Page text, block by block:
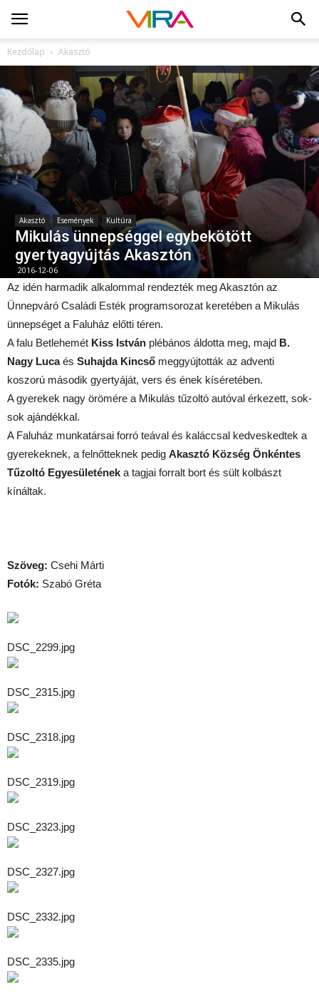
Kezdőlap Akasztó
Akasztó Események Kultúra
Mikulás ünnepséggel egybekötött
gyertyagyújtás Akasztón
2016-12-06
Az idén harmadik alkalommal rendezték meg Akasztón az
Ünnepváró Családi Esték programsorozat keretében a Mikulás
ünnepséget a Faluház előtti téren.
A falu Betlehemét Kiss István plébános áldotta meg, majd B.
Nagy Lucaés Suhajda Kincső meggyújtották az adventi
koszorú második gyertyáját, vers és ének kíséretében.
A gyerekek nagy örömére a Mikulás tűzoltó autóval érkezett, sok-
sok ajándékkal.
A Faluház munkatársai forró teával és kaláccsal kedveskedtek a
gyerekeknek, a felnőtteknek pedig Akasztó Község Önkéntes
Tűzoltó Egyesületének a tagjai forralt bort és sült kolbászt
kínáltak.
Szöveg: Csehi Márti
Fotók: Szabó Gréta
DSC_2299.jpg
DSC_2315.jpg
DSC_2318.jpg
DSC_2319.jpg
DSC_2323.jpg
DSC_2327.jpg
DSC_2332.jpg
DSC_2335.jpg